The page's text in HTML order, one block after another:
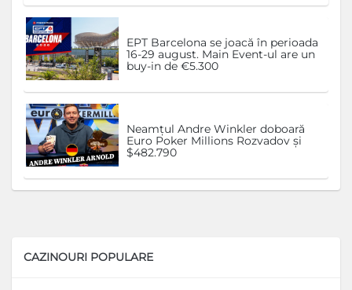
EPT Barcelona se joacă în perioada
16-29 august. Main Event-ul are un
buy-in de €5.300
Neamțul Andre Winkler doboară
Euro Poker Millions Rozvadov și
$482.790
CAZINOURI POPULARE